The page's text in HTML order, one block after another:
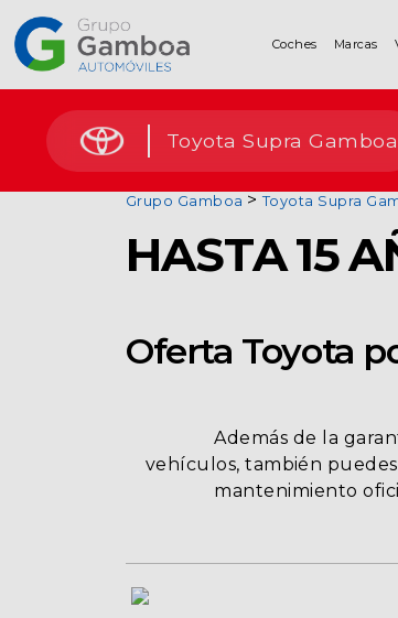
Coches Marcas
Coches
Marcas
Vehículos
Renting
Toyota Supra Gamboa
Grupo Gamboa Toyota Supra
HASTA 15
Oferta Toyota
Además de la
vehículos,también
mantenimiento